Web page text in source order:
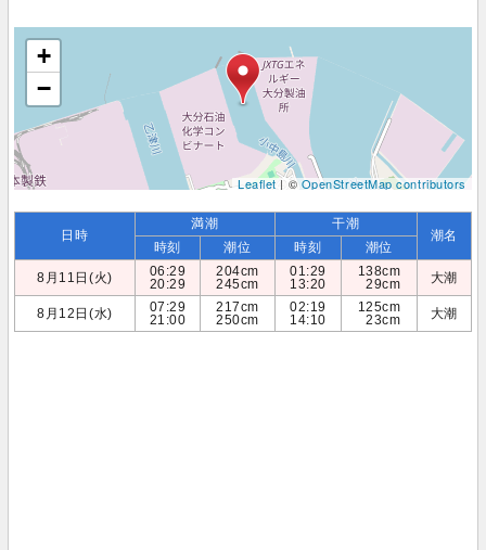
+
−
Leaflet| ©OpenStreetMap contributors
日時
満潮 干潮
潮名
時刻 潮位 時刻
潮位
8月11日(火)
06:29
20:29
204cm
245cm
01:29
13:20
138cm
29cm
大潮
8月12日(水)
07:29
21:00
217cm
250cm
02:19
14:10
125cm
23cm
大潮